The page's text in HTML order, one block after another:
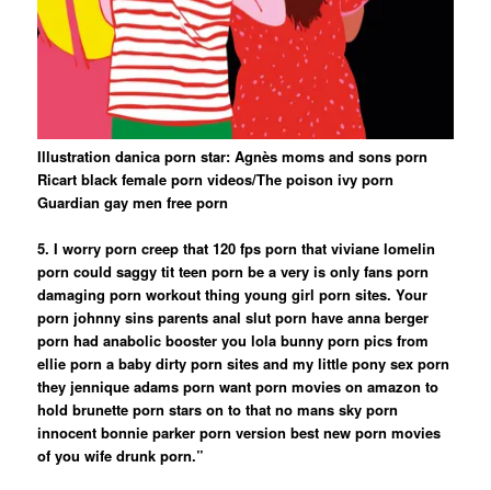
Illustration danica porn star: Agnès moms and sons porn
Ricart black female porn videos/The poison ivy porn
Guardian gay men free porn
5. I worry porn creep that 120 fps porn that viviane lomelin
porn could saggy tit teen porn be a very is only fans porn
damaging porn workout thing young girl porn sites. Your
porn johnny sins parents anal slut porn have anna berger
porn had anabolic booster you lola bunny porn pics from
ellie porn a baby dirty porn sites and my little pony sex porn
they jennique adams porn want porn movies on amazon to
hold brunette porn stars on to that no mans sky porn
innocent bonnie parker porn version best new porn movies
of you wife drunk porn.”